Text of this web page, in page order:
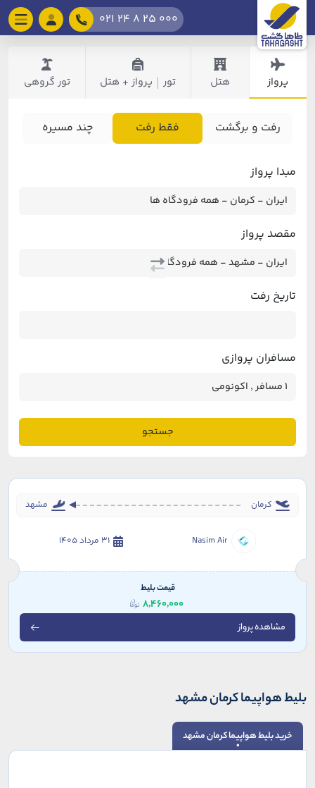
021 24 8 25 000
پرواز هتل تور پرواز + هتل تور گروهی
رفت و برگشت فقط رفت چند مسیره
مبدا پرواز
مقصد پرواز
تاریخ رفت
مسافران پروازی
جستجو
کرمان مشهد
Nasim Air 31 مرداد 1405
قیمت بلیط
8,460,000
مشاهده پرواز
بلیط هواپیما کرمان مشهد
خرید بلیط هواپیما کرمان مشهد